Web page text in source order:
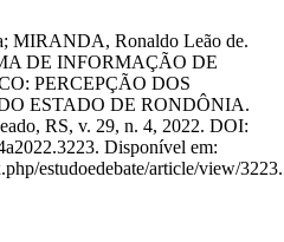
MIRANDA, Ronaldo Leão de.
DE INFORMAÇÃO DE
PERCEPÇÃO DOS
ESTADO DE RONDÔNIA.
RS, v. 29, n. 4, 2022. DOI:
Disponível em:
estudoedebate/article/view/3223.